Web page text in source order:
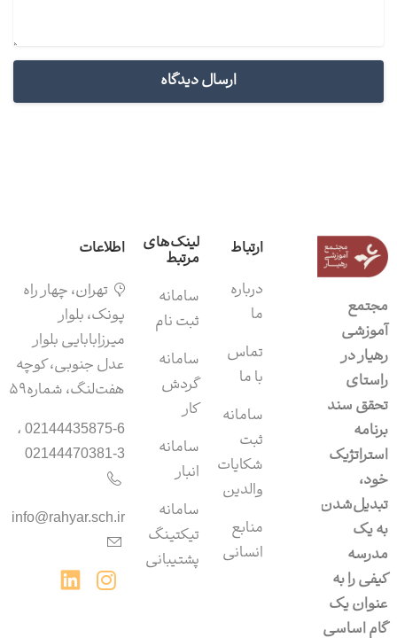
مجتمع
آموزشی
رهیار در
راستای
تحقق سند
برنامه
استراتژیک
خود،
تبدیل‌شدن
به یک
مدرسه
کیفی را به
عنوان یک
گام اساسی
ارتباط
درباره
ما
تماس
با ما
سامانه
ثبت
شکایات
والدین
منابع
انسانی
لینک‌های
مرتبط
سامانه‌
ثبت نام
سامانه
گردش
کار
سامانه‌
انبار
سامانه‌
تیکتینگ
پشتیبانی
اطلاعات
تهران، چهار راه
پونک، بلوار
میرزابابایی بلوار
عدل جنوبی، کوچه
هفت‌لنگ، شماره۵۹
02144435875-6 ،
02144470381-3
info@rahyar.sch.ir